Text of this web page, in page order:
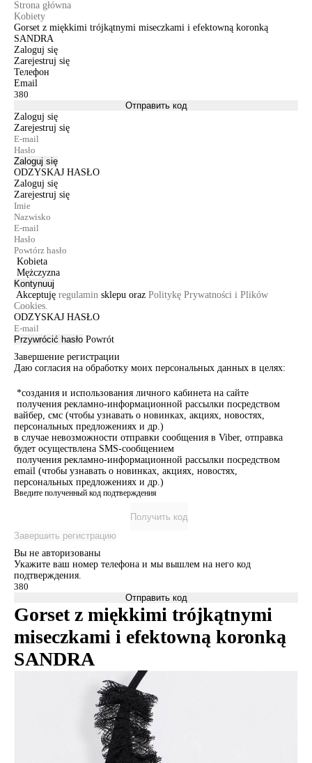
Strona główna
Kobiety
Gorset z miękkimi trójkątnymi miseczkami i efektowną koronką
SANDRA
Zaloguj się
Zarejestruj się
Телефон
Email
Отправить код
Zaloguj się
Zarejestruj się
Zaloguj się
ODZYSKAJ HASŁO
Zaloguj się
Zarejestruj się
Kobieta
Mężczyzna
Kontynuuj
Akceptuję regulamin sklepu oraz Politykę Prywatności i Plików
Cookies.
ODZYSKAJ HASŁO
Przywrócić hasło Powrót
Завершение регистрации
Даю согласия на обработку моих персональных данных в целях:
*создания и использования личного кабинета на сайте
получения рекламно-информационной рассылки посредством
вайбер, смс (чтобы узнавать о новинках, акциях, новостях,
персональных предложениях и др.)
в случае невозможности отправки сообщения в Viber, отправка
будет осуществлена SMS-сообщением
получения рекламно-информационной рассылки посредством
email (чтобы узнавать о новинках, акциях, новостях,
персональных предложениях и др.)
Введите полученный код подтверждения
Получить код
Завершить регистрацию
Вы не авторизованы
Укажите ваш номер телефона и мы вышлем на него код
подтверждения.
Отправить код
Gorset z miękkimi trójkątnymi
miseczkami i efektowną koronką
SANDRA